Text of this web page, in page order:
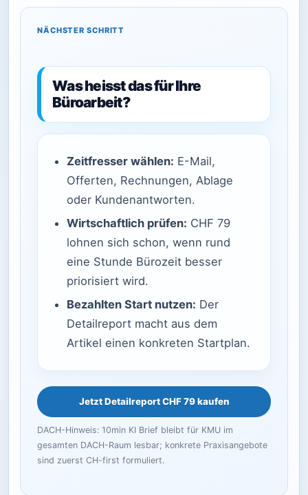
NÄCHSTER SCHRITT
Was heisst das für Ihre
Büroarbeit?
Zeitfresser wählen: E-Mail,
Offerten, Rechnungen, Ablage
oder Kundenantworten.
Wirtschaftlich prüfen: CHF 79
lohnen sich schon, wenn rund
eine Stunde Bürozeit besser
priorisiert wird.
Bezahlten Start nutzen: Der
Detailreport macht aus dem
Artikel einen konkreten Startplan.
Jetzt Detailreport CHF 79 kaufen
DACH-Hinweis: 10min KI Brief bleibt für KMU im
gesamten DACH-Raum lesbar; konkrete Praxisangebote
sind zuerst CH-first formuliert.